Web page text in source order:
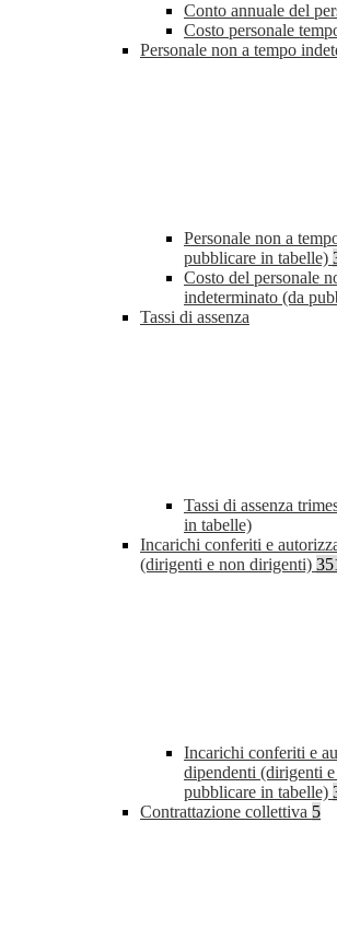
Conto annuale del
Costo personale
Personale non a tempo
Personale non a
pubblicare in tabelle)
Costo del personale
indeterminato (da
Tassi di assenza
Tassi di assenza
in tabelle)
Incarichi conferiti e
(dirigenti e non dirigenti)
Incarichi conferiti e
dipendenti (dirigenti
pubblicare in tabelle)
Contrattazione collettiva 5